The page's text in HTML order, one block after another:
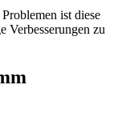
ist diese
Verbesserungen zu